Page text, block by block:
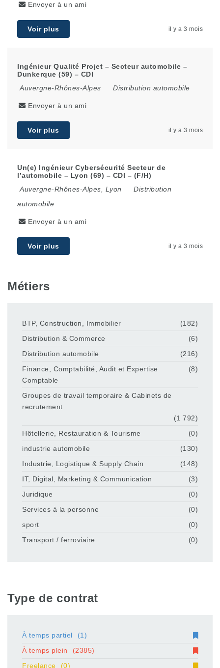
Envoyer à un ami
Voir plus il y a 3 mois
Ingénieur Qualité Projet – Secteur automobile –
Dunkerque (59) – CDI
Auvergne-Rhônes-Alpes
Distribution automobile
Envoyer à un ami
Voir plus il y a 3 mois
Un(e) Ingénieur Cybersécurité Secteur de
l’automobile – Lyon (69) – CDI – (F/H)
Auvergne-Rhônes-Alpes
Lyon
Distribution
automobile
Envoyer à un ami
Voir plus il y a 3 mois
Métiers
BTP, Construction, Immobilier
(182)
Distribution & Commerce
(6)
Distribution automobile
(216)
Finance, Comptabilité, Audit et Expertise
Comptable
(8)
Groupes de travail temporaire & Cabinets de
recrutement
(1 792)
Hôtellerie, Restauration & Tourisme
(0)
industrie automobile
(130)
Industrie, Logistique & Supply Chain
(148)
IT, Digital, Marketing & Communication
(3)
Juridique
(0)
Services à la personne
(0)
sport
(0)
Transport / ferroviaire
(0)
Type de contrat
À temps partiel
(1)
À temps plein
(2385)
Freelance
(0)